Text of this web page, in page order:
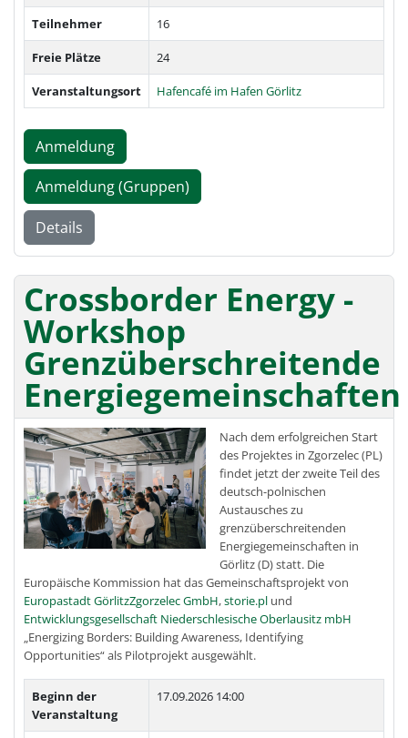
Teilnehmer 16
Freie Plätze 24
Veranstaltungsort Hafencafé im Hafen Görlitz
Anmeldung
Anmeldung (Gruppen)
Details
Crossborder Energy -
Workshop
Grenzüberschreitende
Energiegemeinschaften
Nach dem erfolgreichen Start
des Projektes in Zgorzelec (PL)
findet jetzt der zweite Teil des
deutsch-polnischen
Austausches zu
grenzüberschreitenden
Energiegemeinschaften in
Görlitz (D) statt. Die
Europäische Kommission hat das Gemeinschaftsprojekt von
Europastadt GörlitzZgorzelec GmbH,storie.pl und
Entwicklungsgesellschaft Niederschlesische Oberlausitz mbH
„Energizing Borders: Building Awareness, Identifying
Opportunities“ als Pilotprojekt ausgewählt.
Beginn der
Veranstaltung
17.09.2026 14:00